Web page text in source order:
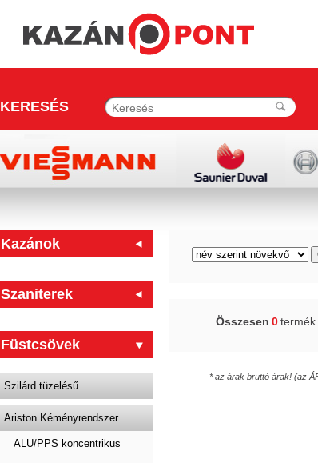
KERESÉS
Kazánok
Szaniterek
Füstcsövek
Szilárd tüzelésű
Ariston Kéményrendszer
ALU/PPS koncentrikus
Összesen 0 termék
* az árak bruttó árak! (az